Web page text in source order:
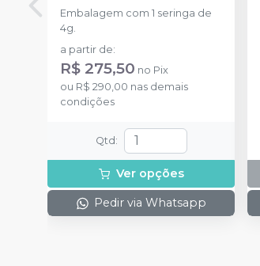
Embalagem com 1 seringa de
4g.
a partir de:
R$ 275,50 no Pix
ou R$ 290,00 nas demais
condições
Qtd :
Ver opções
Pedir via Whatsapp